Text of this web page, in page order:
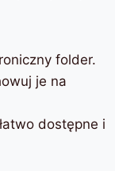
folder.
je na
dostępne i